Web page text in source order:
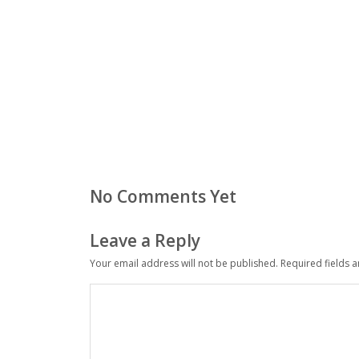
No Comments Yet
Leave a Reply
Your email address will not be published. Required fields